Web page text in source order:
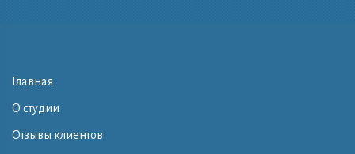
Главная
О студии
Отзывы клиентов